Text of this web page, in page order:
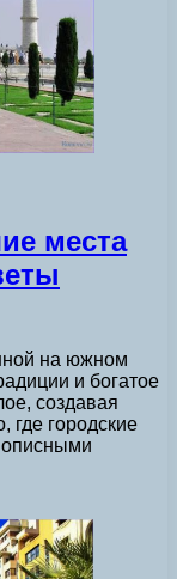
места
на южном
и богатое
создавая
где городские